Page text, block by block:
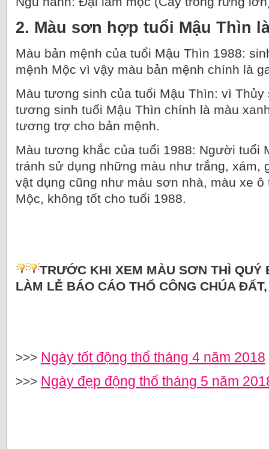
2. Màu sơn hợp tuổi Mậu Thìn
Màu bản mệnh của tuổi Mậu Thìn 1988:
mệnh Mộc vì vậy màu bản mệnh chính là
Màu tương sinh của tuổi Mậu Thìn: vì Thủy
tương sinh tuổi Mậu Thìn chính là màu
tương trợ cho bản mệnh.
Màu tương khắc của tuổi 1988: Người tuổi
tránh sử dụng những màu như trắng, xám,
vật dụng cũng như màu sơn nhà, màu xe
Mộc, không tốt cho tuổi 1988.
TRƯỚC KHI XEM MÀU SƠN THÌ QUÝ
LÀM LỄ BÁO CÁO THỔ CÔNG CHÚA
>>> Ngày tốt động thổ tháng 4 năm 2018
>>> Ngày đẹp động thổ tháng 5 năm